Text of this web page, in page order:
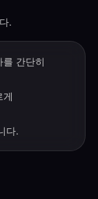
.
간단히
게
다.